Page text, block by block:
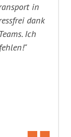
in
dank
Ich